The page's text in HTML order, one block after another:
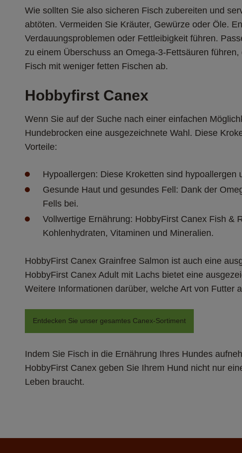
Wie sollten Sie also sicheren Fisch zubereiten und
abtöten. Vermeiden Sie Kräuter, Gewürze oder Öle.
Verdauungsproblemen oder Fettleibigkeit führen.
zu einem Überschuss an Omega-3-Fettsäuren
Fisch mit weniger fetten Fischen ab.
Hobbyfirst Canex
Wenn Sie auf der Suche nach einer einfachen
Hundebrocken eine ausgezeichnete Wahl. Diese
Vorteile:
Hypoallergen: Diese Kroketten sind
Gesunde Haut und gesundes Fell: Dank der
Fells bei.
Vollwertige Ernährung: HobbyFirst Canex Fish &
Kohlenhydraten, Vitaminen und Mineralien.
HobbyFirst Canex Grainfree Salmon ist auch eine
HobbyFirst Canex Adult mit Lachs bietet eine
Weitere Informationen darüber, welche Art von Futter
Entdecken Sie unser gesamtes Canex-Sortiment
Indem Sie Fisch in die Ernährung Ihres Hundes
HobbyFirst Canex geben Sie Ihrem Hund nicht nur
Leben braucht.